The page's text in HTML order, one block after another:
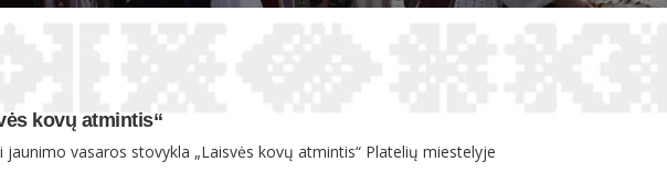
kovų atmintis“
vasaros stovykla „Laisvės kovų atmintis“ Platelių miestelyje